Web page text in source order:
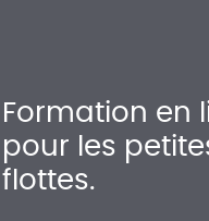
Formation en
pour les
flottes.